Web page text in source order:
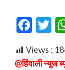
Views :
@हिंवाली न्यूज